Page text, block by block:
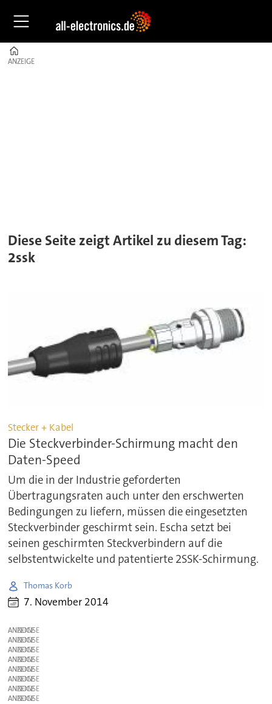
ANZEIGE
ANZEIGE
Diese Seite zeigt Artikel zu diesem Tag:
2ssk
Stecker + Kabel
Die Steckverbinder-Schirmung macht den
Daten-Speed
Um die in der Industrie geforderten
Übertragungsraten auch unter den erschwerten
Bedingungen zu liefern, müssen die eingesetzten
Steckverbinder geschirmt sein. Escha setzt bei
seinen geschirmten Steckverbindern auf die
selbstentwickelte und patentierte 2SSK-Schirmung.
Thomas Korb
7. November 2014
ANZEIGE
ANZEIGE
ANZEIGE
ANZEIGE
ANZEIGE
ANZEIGE
ANZEIGE
ANZEIGE